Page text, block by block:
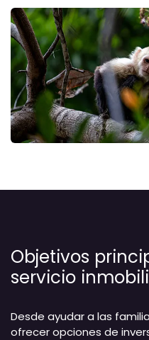
Objetivos
servicio
Desde ayudar a las
ofrecer opciones de